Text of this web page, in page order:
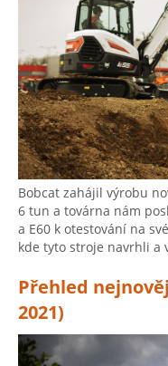
Bobcat zahájil výrobu
6 tun a továrna nám
a E60 k otestování na
kde tyto stroje navrhli a
Přehled
2021)